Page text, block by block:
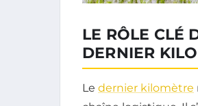
LE RÔLE CLÉ
DERNIER
Le dernier kilomètre